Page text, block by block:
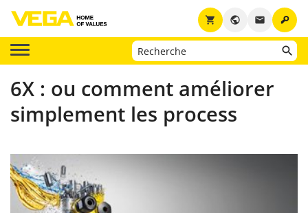
key
email
public
shopping_cart
6X : ou comment améliorer
simplement les process